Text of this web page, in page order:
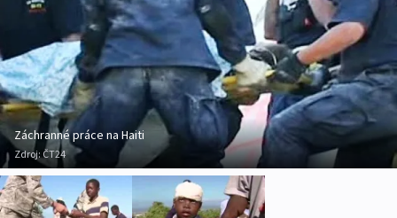
Záchranné práce na Haiti
Zdroj: ČT24